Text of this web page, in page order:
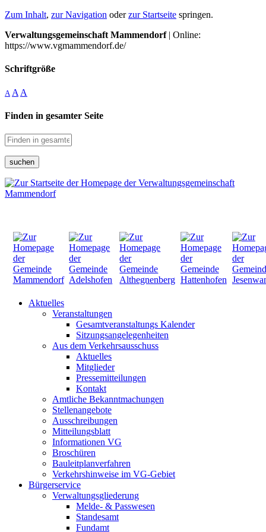
Zum Inhalt, zur Navigation oderzur Startseite springen.
Verwaltungsgemeinschaft Mammendorf| Online:
https://www.vgmammendorf.de/
Schriftgröße
A A A
Finden in gesamter Seite
suchen
Aktuelles
Veranstaltungen
Gesamtveranstaltungs Kalender
Sitzungsangelegenheiten
Aus dem Verkehrsausschuss
Aktuelles
Mitglieder
Pressemitteilungen
Kontakt
Amtliche Bekanntmachungen
Stellenangebote
Ausschreibungen
Mitteilungsblatt
Informationen VG
Broschüren
Bauleitplanverfahren
Verkehrshinweise im VG-Gebiet
Bürgerservice
Verwaltungsgliederung
Melde- & Passwesen
Standesamt
Fundamt